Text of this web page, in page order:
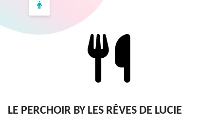
LE PERCHOIR BY LES RÊVES DE LUCIE